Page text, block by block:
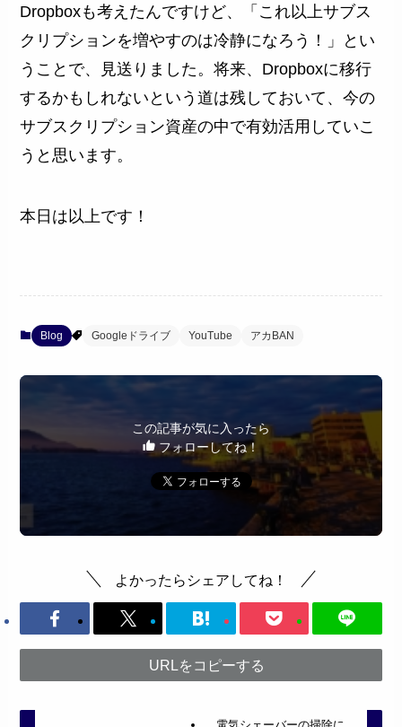
Dropboxも考えたんですけど、「これ以上サブス
クリプションを増やすのは冷静になろう！」とい
うことで、見送りました。将来、Dropboxに移行
するかもしれないという道は残しておいて、今の
サブスクリプション資産の中で有効活用していこ
うと思います。
本日は以上です！
Blog Googleドライブ YouTube アカBAN
この記事が気に入ったら
フォローしてね！
よかったらシェアしてね！
URLをコピーする